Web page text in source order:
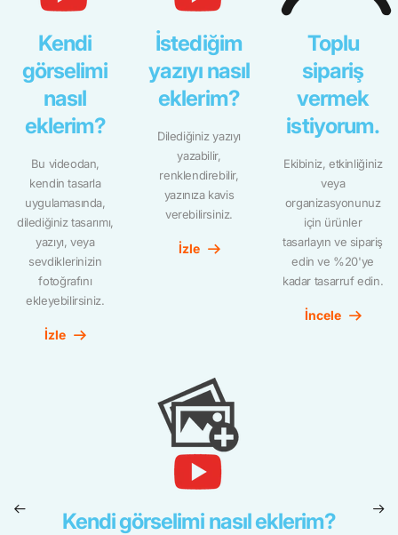
Kendi
görselimi
nasıl
eklerim?
Bu videodan,
kendin tasarla
uygulamasında,
dilediğiniz tasarımı,
yazıyı, veya
sevdiklerinizin
fotoğrafını
ekleyebilirsiniz.
İzle
İstediğim
yazıyı nasıl
eklerim?
Dilediğiniz yazıyı
yazabilir,
renklendirebilir,
yazınıza kavis
verebilirsiniz.
İzle
Toplu
sipariş
vermek
istiyorum.
Ekibiniz, etkinliğiniz
veya
organizasyonunuz
için ürünler
tasarlayın ve sipariş
edin ve %20'ye
kadar tasarruf edin.
İncele
Kendi görselimi nasıl eklerim?